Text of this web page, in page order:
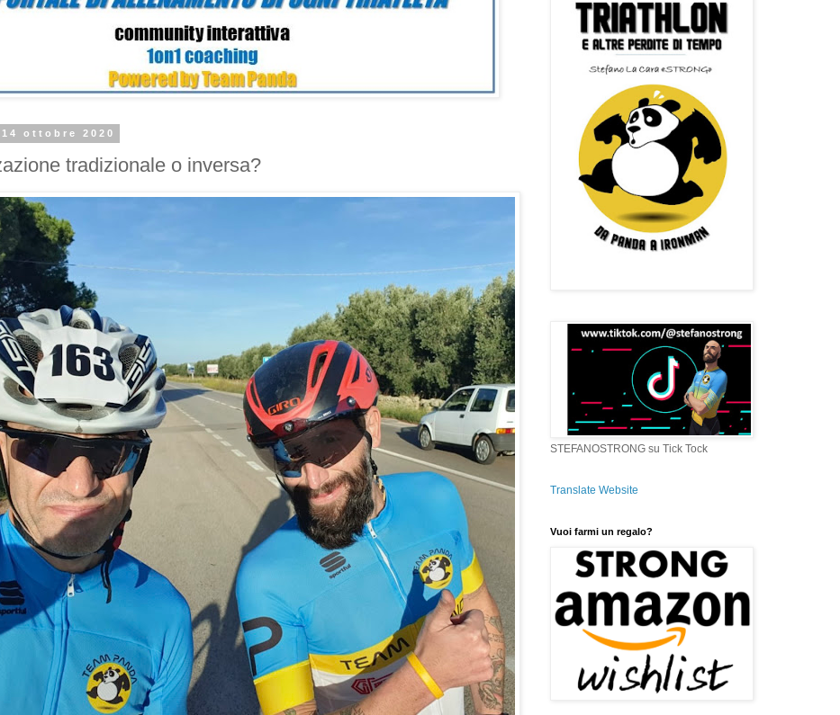
ottobre 2020
tradizionale o inversa?
STEFANOSTRONG su Tick Tock
Translate Website
Vuoi farmi un regalo?